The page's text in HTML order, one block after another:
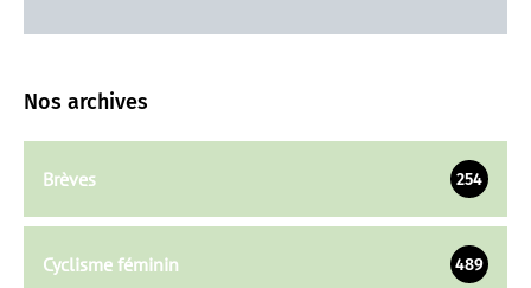
Nos archives
Brèves 254
Cyclisme féminin 489